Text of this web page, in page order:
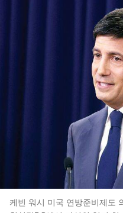
케빈 워시 미국 연방준비제도